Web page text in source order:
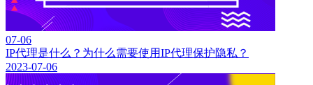
07-06
IP代理是什么？为什么需要使用IP代理保护隐私？
2023-07-06